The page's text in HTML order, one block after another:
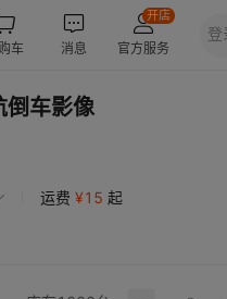
车影像
运费 ¥15 起